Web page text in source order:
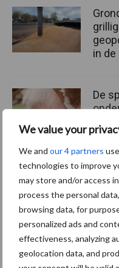
We value your
We and our 4 partners
technologies to improve
may store and/or access
process the personal
browsing data, for
personalized ads and
effectiveness, analyzing
geolocation data, and
in de
De